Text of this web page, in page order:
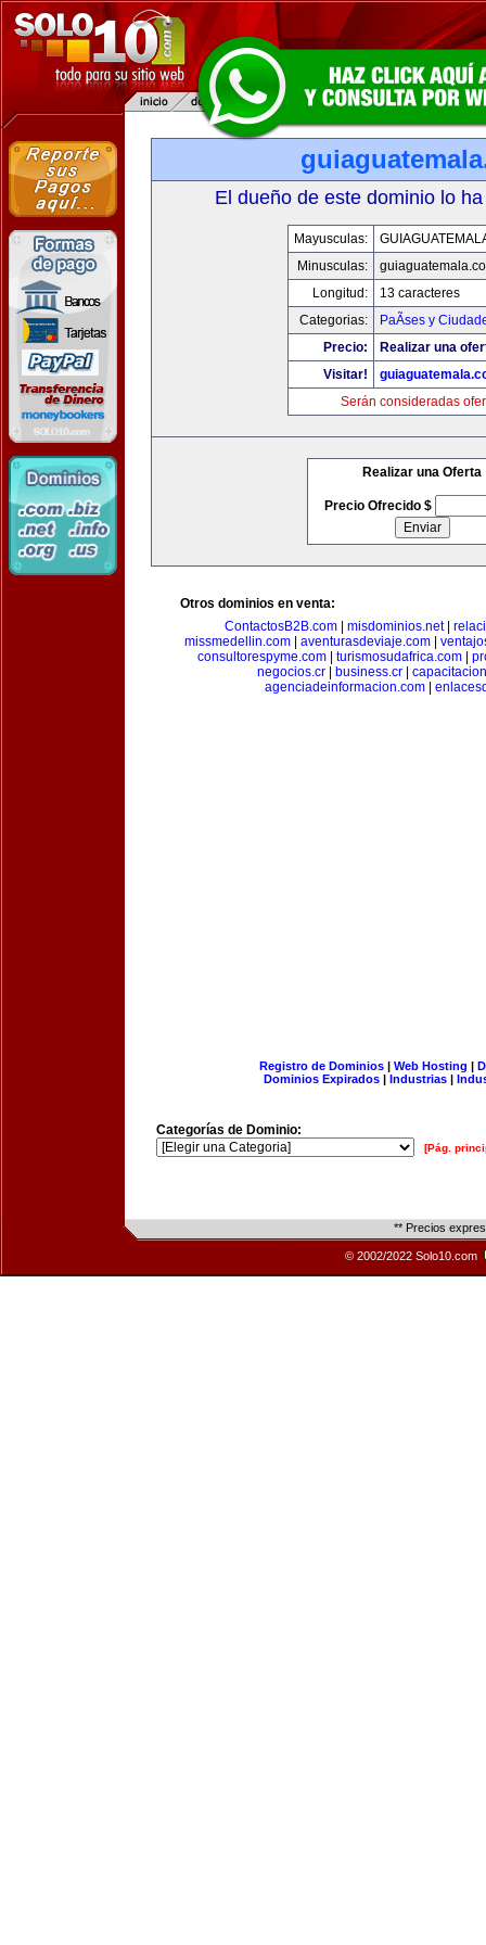
El dueño de este dominio lo
Mayusculas:
Minusculas:
Longitud:
13 caracteres
Categorias:
PaÃ­ses y
Precio:
Realizar una
Visitar!
Serán consideradas
Realizar una Oferta
Precio Ofrecido $
Otros dominios en venta:
ContactosB2B.com
misdominios.net|
missmedellin.com
aventurasdeviaje.com
consultorespyme.com| turismosudafrica.com|
negocios.cr| business.cr|
agenciadeinformacion.com
Registro de Dominios| Web Hosting |
Dominios Expirados | Industrias |
Categorías de Dominio:
[Pág.
** Precios
© 2002/2022 Solo10.com